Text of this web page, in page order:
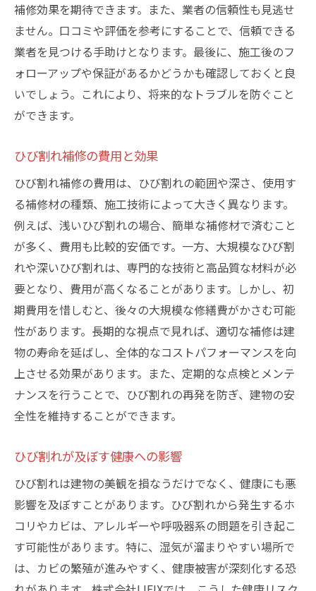
補修効果を期待できます。また、業者の信頼性も見逃せ
ません。口コミや評価を参考にすることで、信頼できる
業者を見つける手助けとなります。最後に、施工後のフ
ォローアップや保証があるかどうかも確認しておくと良
いでしょう。これにより、将来的なトラブルを防ぐこと
ができます。
ひび割れ補修の費用と効果
ひび割れ補修の費用は、ひび割れの範囲や深さ、使用す
る補修材の種類、施工技術によって大きく異なります。
例えば、浅いひび割れの場合、簡単な補修材で済むこと
が多く、費用も比較的安価です。一方、大規模なひび割
れや深いひび割れは、専門的な技術と高品質な材料が必
要となり、費用が高くなることがあります。しかし、初
期費用を惜しむと、後々の大規模な修繕費がかさむ可能
性があります。長期的な視点で見れば、適切な補修は建
物の寿命を延ばし、全体的なコストパフォーマンスを向
上させる効果があります。また、定期的な点検とメンテ
ナンスを行うことで、ひび割れの再発を防ぎ、建物の安
全性を維持することができます。
ひび割れが及ぼす健康への影響
ひび割れは建物の美観を損なうだけでなく、健康にも悪
影響を及ぼすことがあります。ひび割れから発生するホ
コリやカビは、アレルギーや呼吸器系の問題を引き起こ
す可能性があります。特に、湿気が溜まりやすい場所で
は、カビの繁殖が進みやすく、健康被害が深刻化する恐